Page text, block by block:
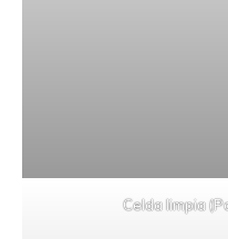
Celda limpia